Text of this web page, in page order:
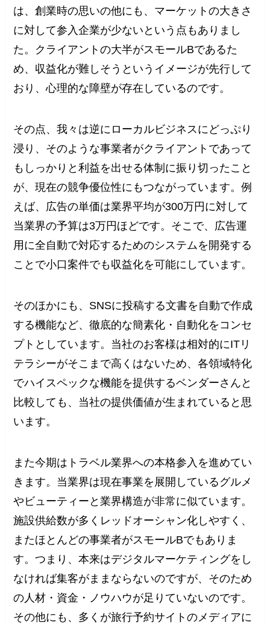
は、創業時の思いの他にも、マーケットの大きさ
に対して参入企業が少ないという点もありまし
た。クライアントの大半がスモールBであるた
め、収益化が難しそうというイメージが先行して
おり、心理的な障壁が存在しているのです。
その点、我々は逆にローカルビジネスにどっぷり
浸り、そのような事業者がクライアントであって
もしっかりと利益を出せる体制に振り切ったこと
が、現在の競争優位性にもつながっています。例
えば、広告の単価は業界平均が300万円に対して
当業界の予算は3万円ほどです。そこで、広告運
用に全自動で対応するためのシステムを開発する
ことで小口案件でも収益化を可能にしています。
そのほかにも、SNSに投稿する文書を自動で作成
する機能など、徹底的な簡素化・自動化をコンセ
プトとしています。当社のお客様は相対的にITリ
テラシーがそこまで高くはないため、各領域特化
でハイスペックな機能を提供するベンダーさんと
比較しても、当社の提供価値が生まれていると思
います。
また今期はトラベル業界への本格参入を進めてい
きます。当業界は現在事業を展開しているグルメ
やビューティーと業界構造が非常に似ています。
施設供給数が多くレッドオーシャン化しやすく、
またほとんどの事業者がスモールBでもありま
す。つまり、本来はデジタルマーケティングをし
なければ集客がままならないのですが、そのため
の人材・資金・ノウハウが足りていないのです。
その他にも、多くが旅行予約サイトのメディアに